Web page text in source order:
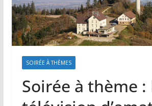
SOIRÉE À THÈMES
Soirée à thème :